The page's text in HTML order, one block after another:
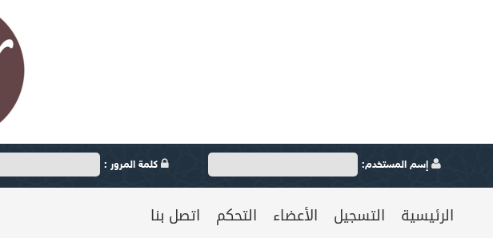
إسم المستخدم: كلمة المرور :
الرئيسية التسجيل الأعضاء التحكم اتصل بنا